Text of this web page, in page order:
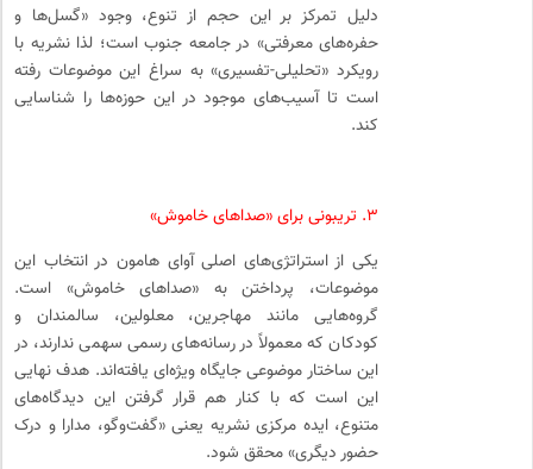
دلیل تمرکز بر این حجم از تنوع، وجود «گسل‌ها و
حفره‌های معرفتی» در جامعه جنوب است؛ لذا نشریه با
رویکرد «تحلیلی-تفسیری» به سراغ این موضوعات رفته
است تا آسیب‌های موجود در این حوزه‌ها را شناسایی
کند.
۳. تریبونی برای «صداهای خاموش»
یکی از استراتژی‌های اصلی آوای هامون در انتخاب این
موضوعات، پرداختن به «صداهای خاموش» است.
گروه‌هایی مانند مهاجرین، معلولین، سالمندان و
کودکان که معمولاً در رسانه‌های رسمی سهمی ندارند، در
این ساختار موضوعی جایگاه ویژه‌ای یافته‌اند. هدف نهایی
این است که با کنار هم قرار گرفتن این دیدگاه‌های
متنوع، ایده مرکزی نشریه یعنی «گفت‌وگو، مدارا و درک
حضور دیگری» محقق شود.